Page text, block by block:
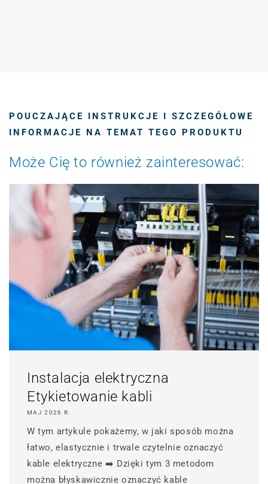
POUCZAJĄCE INSTRUKCJE I SZCZEGÓŁOWE
INFORMACJE NA TEMAT TEGO PRODUKTU
Może Cię to również zainteresować:
Instalacja elektryczna
Etykietowanie kabli
MAJ 2026 R.
W tym artykule pokażemy, w jaki sposób można
łatwo, elastycznie i trwale czytelnie oznaczyć
kable elektryczne ➡️ Dzięki tym 3 metodom
można błyskawicznie oznaczyć kable